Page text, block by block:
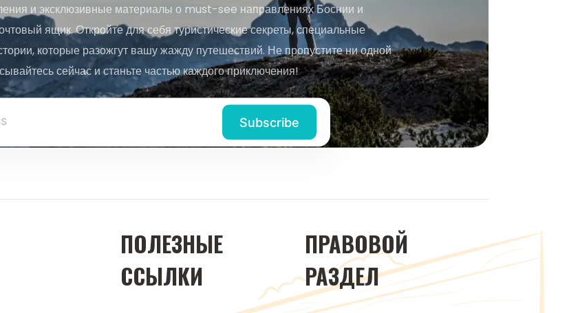
и эксклюзивные материалы о must-see направлениях Боснии и
ящик. Откройте для себя туристические секреты, специальные
которые разожгут вашу жажду путешествий. Не пропустите ни одной
сейчас и станьте частью каждого приключения!
ПОЛЕЗНЫЕ
ССЫЛКИ
ПРАВОВОЙ
РАЗДЕЛ